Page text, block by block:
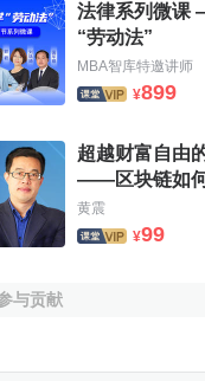
費。
飛.社會保障法.中國人
障法學.甘肅人民出版
法律系列微课
“劳动法”
MBA智库特邀讲师
¥899
超越财富自由
——区块链如
黄震
¥99
与贡献